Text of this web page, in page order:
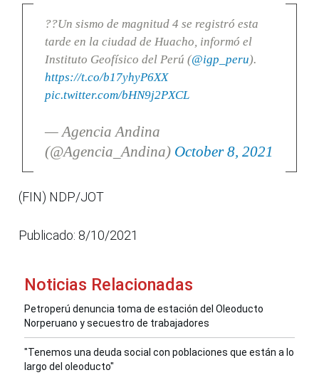
??Un sismo de magnitud 4 se registró esta
tarde en la ciudad de Huacho, informó el
Instituto Geofísico del Perú (@igp_peru).
https://t.co/b17yhyP6XX
pic.twitter.com/bHN9j2PXCL
— Agencia Andina
(@Agencia_Andina) October 8, 2021
(FIN) NDP/JOT
Publicado: 8/10/2021
Noticias Relacionadas
Petroperú denuncia toma de estación del Oleoducto
Norperuano y secuestro de trabajadores
"Tenemos una deuda social con poblaciones que están a lo
largo del oleoducto"